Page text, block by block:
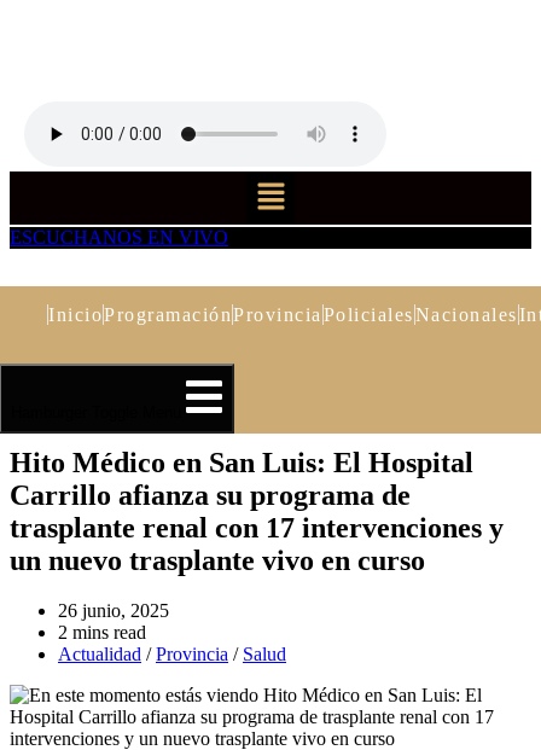
Menu
ESCUCHANOS EN VIVO
InicioProgramaciónProvincia PolicialesNacionales
Hito Médico en San Luis: El Hospital
Carrillo afianza su programa de
trasplante renal con 17 intervenciones y
un nuevo trasplante vivo en curso
Entrada
publicada:
26 junio, 2025
Tiempo
de
2 mins read
Categoría
la
entrada:
Actualidad / Provincia / Salud